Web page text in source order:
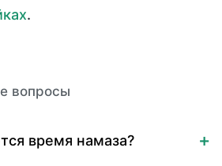
.
вопросы
время намаза?